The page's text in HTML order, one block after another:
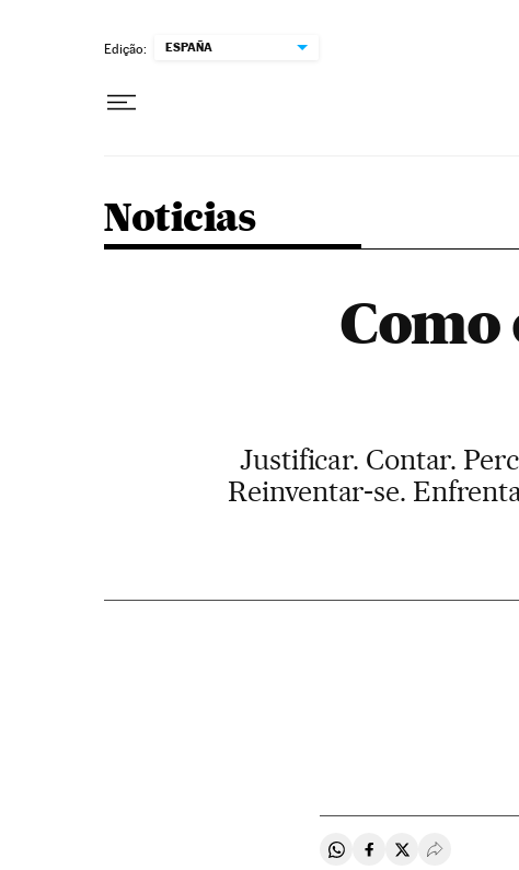
Edição: ESPAÑA
Noticias
Como
Justificar. Contar.
Reinventar-se.
Compartir en Whatsapp
Compartir en
Compartir en
Desplegar